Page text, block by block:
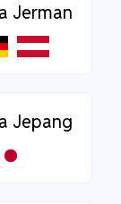
Jerman
Jepang